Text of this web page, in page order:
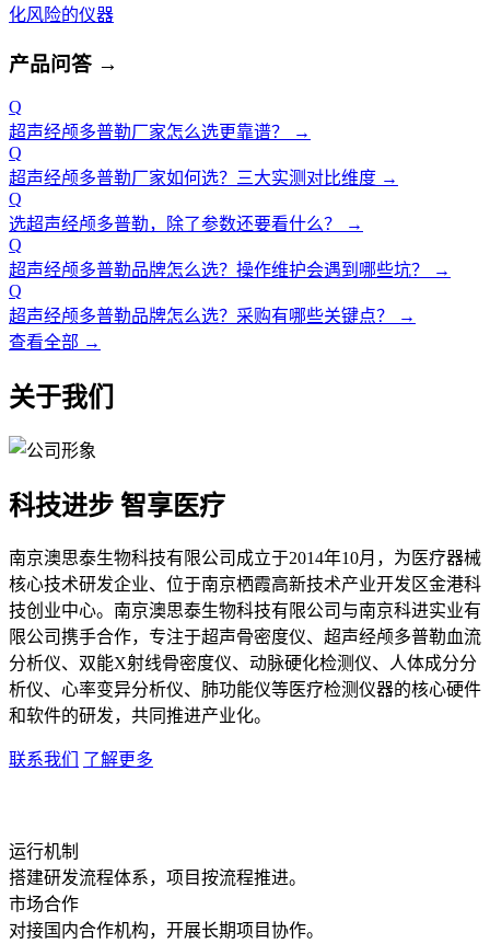
化风险的仪器
产品问答 →
Q
超声经颅多普勒厂家怎么选更靠谱？
→
Q
超声经颅多普勒厂家如何选？三大实测对比维度 →
Q
选超声经颅多普勒，除了参数还要看什么？
→
Q
超声经颅多普勒品牌怎么选？操作维护会遇到哪些坑？
→
Q
超声经颅多普勒品牌怎么选？采购有哪些关键点？
→
查看全部 →
关于我们
科技进步 智享医疗
南京澳思泰生物科技有限公司成立于2014年10月，为医疗器械
核心技术研发企业、位于南京栖霞高新技术产业开发区金港科
技创业中心。南京澳思泰生物科技有限公司与南京科进实业有
限公司携手合作，专注于超声骨密度仪、超声经颅多普勒血流
分析仪、双能X射线骨密度仪、动脉硬化检测仪、人体成分分
析仪、心率变异分析仪、肺功能仪等医疗检测仪器的核心硬件
和软件的研发，共同推进产业化。
联系我们 了解更多
运行机制
搭建研发流程体系，项目按流程推进。
市场合作
对接国内合作机构，开展长期项目协作。